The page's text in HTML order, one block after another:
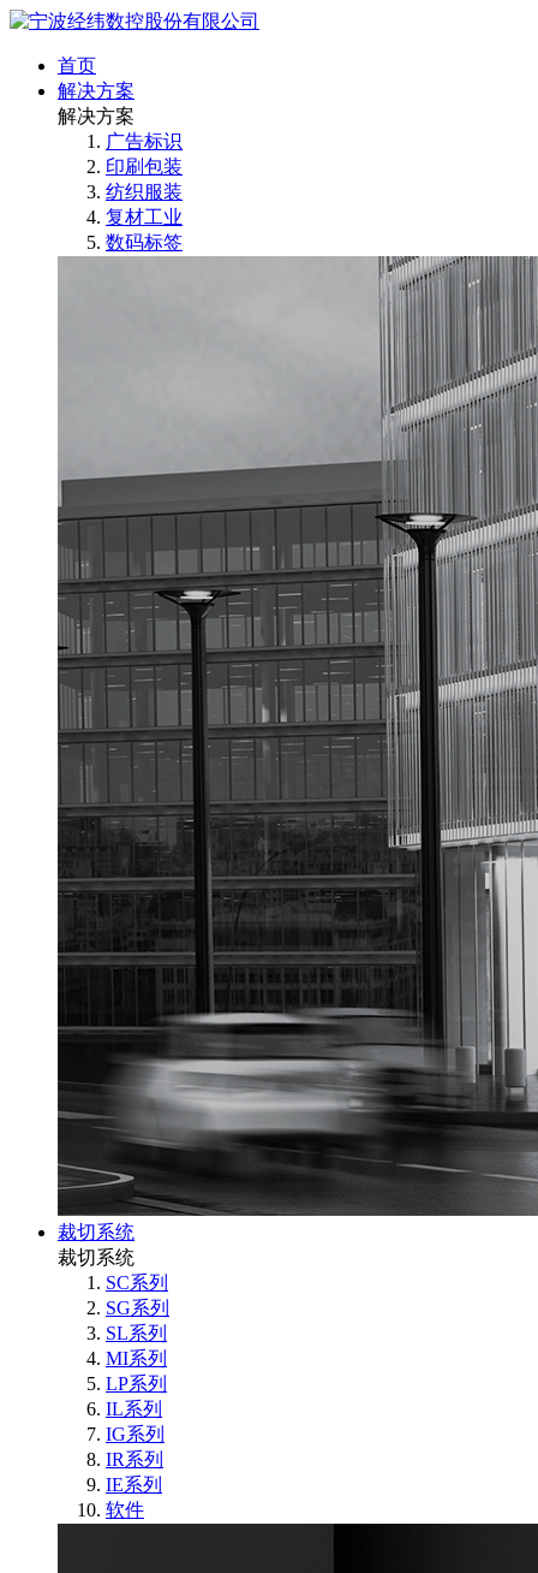
首页
解决方案
解决方案
广告标识
印刷包装
纺织服装
复材工业
数码标签
裁切系统
裁切系统
SC系列
SG系列
SL系列
MI系列
LP系列
IL系列
IG系列
IR系列
IE系列
软件